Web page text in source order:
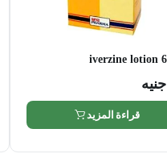
iverzine lotion
جنيه
قراءة المزيد